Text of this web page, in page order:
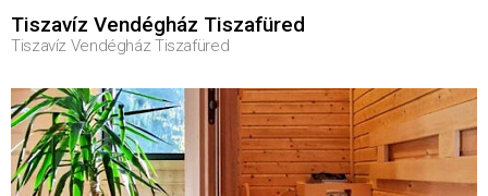
Tiszavíz Vendégház Tiszafüred
Tiszavíz Vendégház Tiszafüred